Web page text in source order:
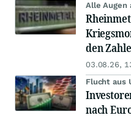
Alle Augen
den
03.08.26,
Flucht aus
nach